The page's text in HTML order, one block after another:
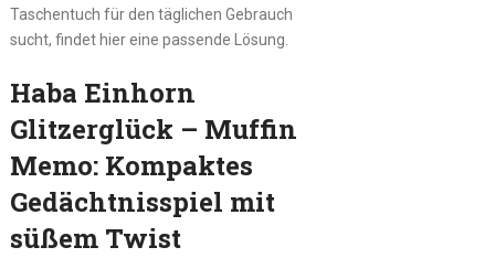
Taschentuch für den täglichen Gebrauch
sucht, findet hier eine passende Lösung.
Haba Einhorn
Glitzerglück – Muffin
Memo: Kompaktes
Gedächtnisspiel mit
süßem Twist